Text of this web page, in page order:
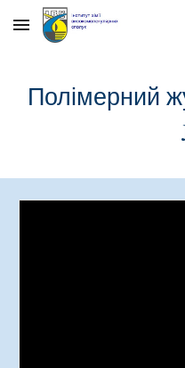
Skip to main content
Полімерний